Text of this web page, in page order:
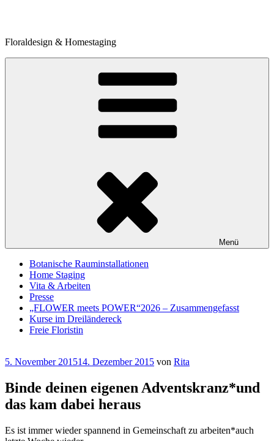
Floraldesign & Homestaging
Menü
Botanische Rauminstallationen
Home Staging
Vita & Arbeiten
Presse
„FLOWER meets POWER“2026 – Zusammengefasst
Kurse im Dreiländereck
Freie Floristin
Veröffentlicht
5. November 201514. Dezember 2015 von Rita
Binde deinen eigenen Adventskranz*und
das kam dabei heraus
Es ist immer wieder spannend in Gemeinschaft zu arbeiten*auch